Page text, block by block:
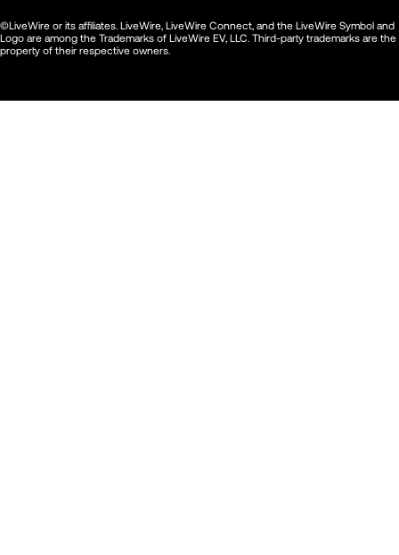
©LiveWire or its affiliates. LiveWire, LiveWire Connect, and the LiveWire Symbol and
Logo are among the Trademarks of LiveWire EV, LLC. Third-party trademarks are the
property of their respective owners.